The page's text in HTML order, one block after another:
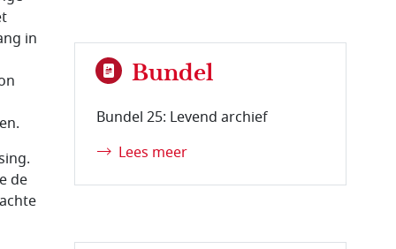
in
de
Bundel
Bundel 25: Levend archief
Lees meer